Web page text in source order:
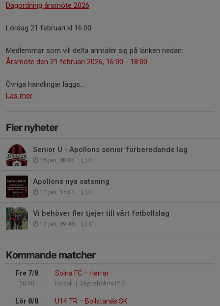
Dagordning årsmöte 2026
Lördag 21 februari kl 16:00.
Medlemmar som vill delta anmäler sig på länken nedan:
Årsmöte den 21 februari 2026, 16:00 - 18:00
Övriga handlingar läggs...
Läs mer
Fler nyheter
Senior U - Apollons senior förberedande lag
15 jan, 08:04 0
Apollons nya satsning
14 jan, 15:04 0
Vi behöver fler tjejer till vårt fotbollslag
13 jan, 09:48 0
Kommande matcher
Fre 7/8
20:00
Solna FC – Herrar
Fotboll | Skytteholms IP 2
Lör 8/8 U14 TR – Bollstanäs SK